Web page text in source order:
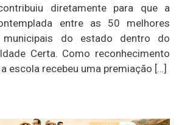
diretamente para que a
entre as 50 melhores
municipais do estado dentro do
Certa. Como reconhecimento
escola recebeu uma premiação […]